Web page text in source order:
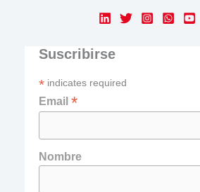
Suscribirse
* indicates required
Email *
Nombre